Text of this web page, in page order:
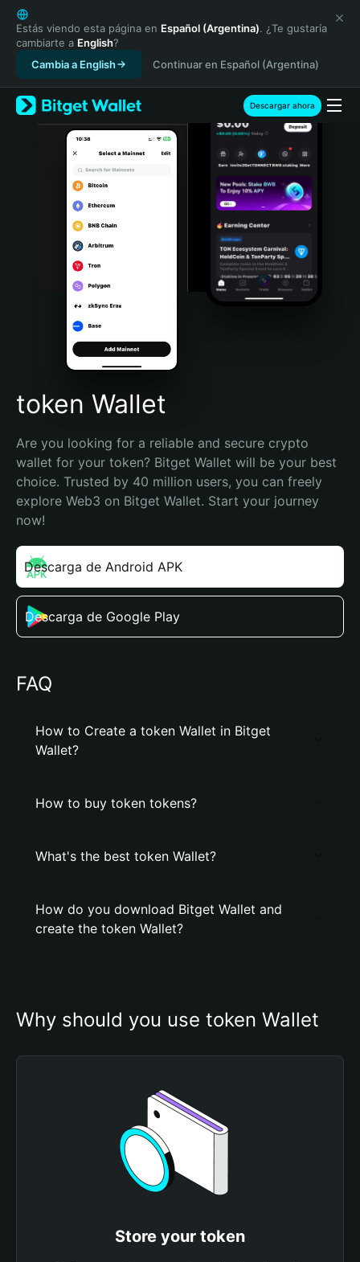
English
日本語
Tiếng Việt
Русский
Español (Latinoamérica)
Türkçe
Italiano
Português (Portugal)
Bahasa Indonesia
Português (Brasil)
Español (Argentina)
Estás viendo esta página en Español (Argentina). ¿Te gustaría
cambiarte a English?
Cambia a English
Continuar en Español (Argentina)
Descargar ahora
token Wallet
Are you looking for a reliable and secure crypto
wallet for your token? Bitget Wallet will be your best
choice. Trusted by 40 million users, you can freely
explore Web3 on Bitget Wallet. Start your journey
now!
Descarga de Android APK
Descarga de Google Play
FAQ
How to Create a token Wallet in Bitget
Wallet?
How to buy token tokens?
What's the best token Wallet?
How do you download Bitget Wallet and
create the token Wallet?
Why should you use token Wallet
Store your token